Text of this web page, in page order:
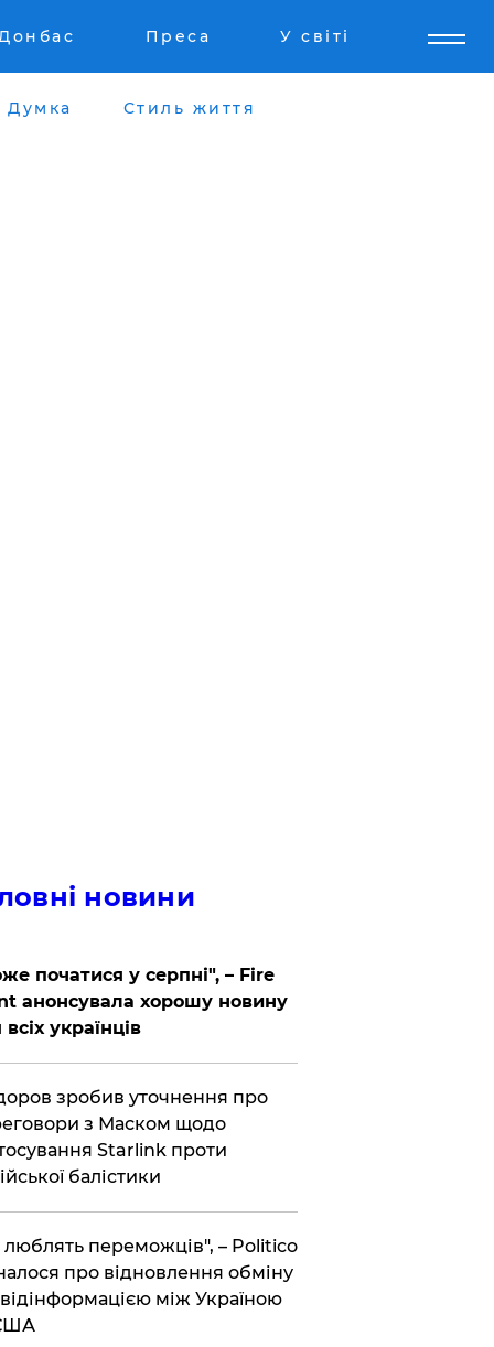
Преса У світі
Думка Стиль життя
новини
початися у серпні", – Fire
анонсувала хорошу новину
українців
зробив уточнення про
з Маском щодо
Starlink проти
балістики
люблять переможців", – Politico
про відновлення обміну
між Україною